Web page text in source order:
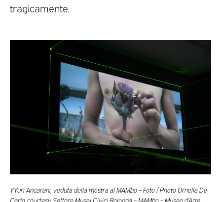
tragicamente.
YYuri Ancarani, veduta della mostra al MAMbo – Foto / Photo Ornella De
Carlo, courtesy Settore Musei Civici Bologna – MAMbo – Museo d’Arte